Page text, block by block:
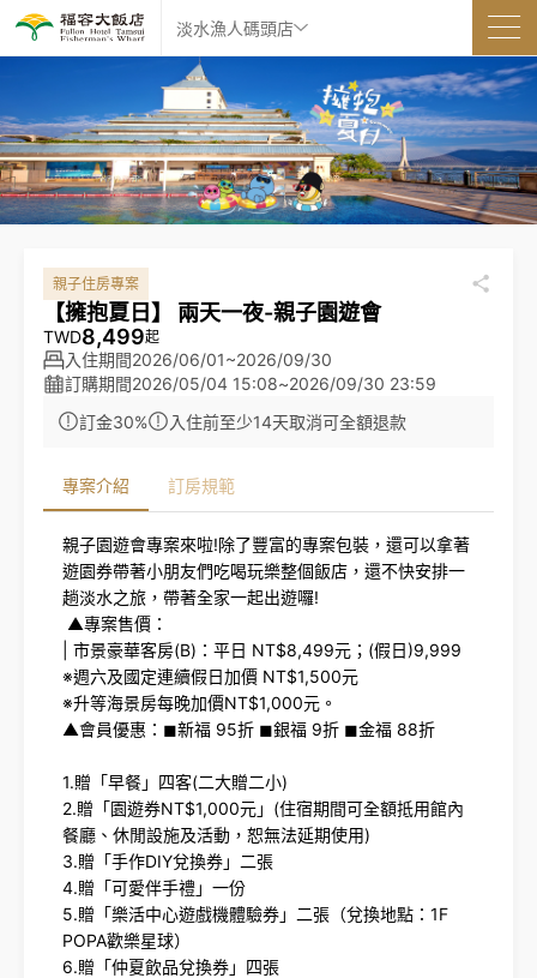
淡水漁人碼頭店
親子住房專案
【擁抱夏日】 兩天一夜-親子園遊會
TWD8,499起
入住期間2026/06/01~2026/09/30
訂購期間2026/05/04 15:08~2026/09/30 23:59
訂金30%
入住前至少14天取消可全額退款
專案介紹
親子園遊會專案來啦!除了豐富的專案包裝，還可以拿著
遊園券帶著小朋友們吃喝玩樂整個飯店，還不快安排一
趟淡水之旅，帶著全家一起出遊囉!
▲專案售價：
| 市景豪華客房(B)：平日 NT$8,499元；(假日)9,999
※週六及國定連續假日加價 NT$1,500元
※升等海景房每晚加價NT$1,000元。
▲會員優惠：◼︎新福 95折 ◼︎銀福 9折 ◼︎金福 88折
1.贈「早餐」四客(二大贈二小)
2.贈「園遊券NT$1,000元」(住宿期間可全額抵用館內
餐廳、休閒設施及活動，恕無法延期使用)
3.贈「手作DIY兌換券」二張
4.贈「可愛伴手禮」一份
5.贈「樂活中心遊戲機體驗券」二張（兌換地點：1F
POPA歡樂星球）
6.贈「仲夏飲品兌換券」四張
訂房規範